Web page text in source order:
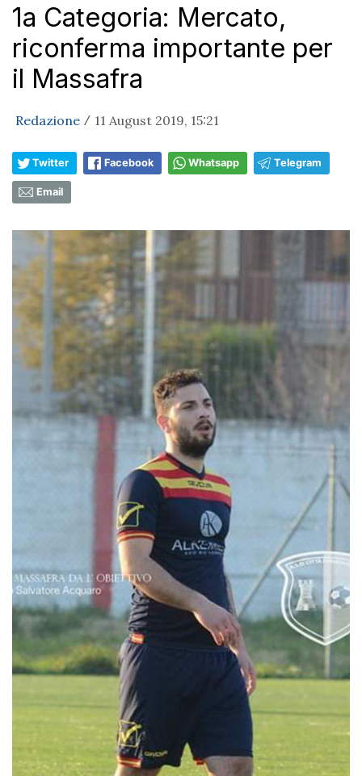
1a Categoria: Mercato,
riconferma importante per
il Massafra
Redazione / 11 August 2019, 15:21
Twitter Facebook Whatsapp Telegram
Email